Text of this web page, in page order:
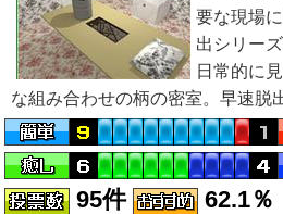
要な現場
出シリー
日常的に
な組み合わせの柄の密室。早速脱
95件
62.1％